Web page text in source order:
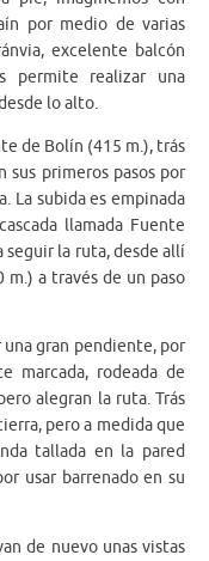
por medio de varias
excelente balcón
permite realizar una
lo alto.
de Bolín (415 m.), trás
sus primeros pasos por
La subida es empinada
llamada Fuente
seguir la ruta, desde allí
m.) a través de un paso
una gran pendiente, por
marcada, rodeada de
alegran la ruta. Trás
pero a medida que
tallada en la pared
usar barrenado en su
de nuevo unas vistas